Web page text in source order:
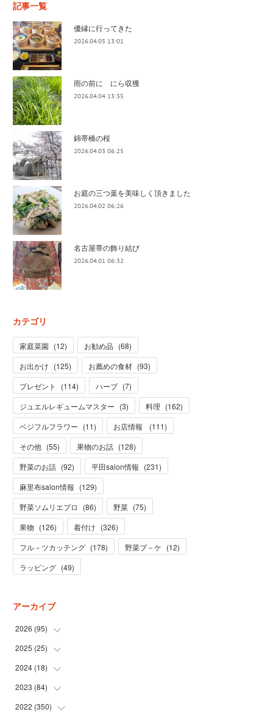
記事一覧
優縁に行ってきた
2026.04.05 13:01
雨の前に にら収獲
2026.04.04 13:35
錦帯橋の桜
2026.04.03 06:25
お庭の三つ葉を美味しく頂きました
2026.04.02 06:26
名古屋帯の飾り結び
2026.04.01 06:32
カテゴリ
家庭菜園 (12) お勧め品 (68)
お出かけ (125) お薦めの食材 (93)
プレゼント
(114) ハーブ (7)
ジュエルレギュームマスター (3) 料理 (162)
ベジフルフラワー (11) お店情報 (111)
その他 (55) 果物のお話 (128)
野菜のお話 (92) 平田salon情報 (231)
麻里布salon情報 (129)
野菜ソムリエプロ
(86) 野菜 (75)
果物 (126) 着付け (326)
フル－ツカッテング (178) 野菜ブ－ケ (12)
ラッピング (49)
アーカイブ
2026 (95)
(5
(31
)
(28
)
(31
2025 (25)
(3
(19
)
(1)
2024 (18)
(1
(12
2023 (84)
(1)
2022 (350)